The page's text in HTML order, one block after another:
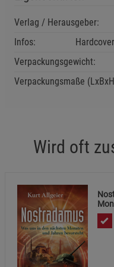
Verlag / Herausgeber:
Infos:
Verpackungsgewicht:
Verpackungsmaße
Wird oft
Funktionale
Beschreibung Funktionale
Cookie-
Statistik
Marketing
Cookie-